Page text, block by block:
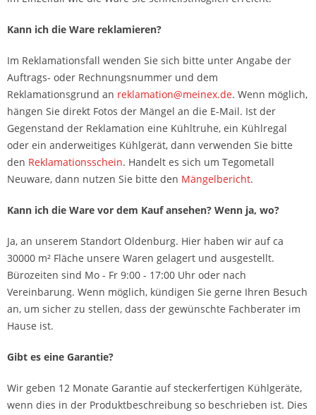
Kann ich die Ware reklamieren?
Im Reklamationsfall wenden Sie sich bitte unter Angabe der
Auftrags- oder Rechnungsnummer und dem
Reklamationsgrund an reklamation@meinex.de. Wenn möglich,
hängen Sie direkt Fotos der Mängel an die E-Mail. Ist der
Gegenstand der Reklamation eine Kühltruhe, ein Kühlregal
oder ein anderweitiges Kühlgerät, dann verwenden Sie bitte
den Reklamationsschein. Handelt es sich um Tegometall
Neuware, dann nutzen Sie bitte den Mängelbericht.
Kann ich die Ware vor dem Kauf ansehen? Wenn ja, wo?
Ja, an unserem Standort Oldenburg. Hier haben wir auf ca
30000 m² Fläche unsere Waren gelagert und ausgestellt.
Bürozeiten sind Mo - Fr 9:00 - 17:00 Uhr oder nach
Vereinbarung. Wenn möglich, kündigen Sie gerne Ihren Besuch
an, um sicher zu stellen, dass der gewünschte Fachberater im
Hause ist.
Gibt es eine Garantie?
Wir geben 12 Monate Garantie auf steckerfertigen Kühlgeräte,
wenn dies in der Produktbeschreibung so beschrieben ist. Dies